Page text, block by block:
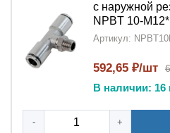
с наружной
NPBT 10-
Артикул:
592,65 ₽/шт
В наличии: 16
- +